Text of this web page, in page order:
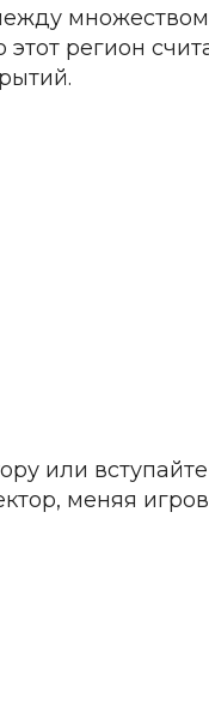
регион
или
меняя